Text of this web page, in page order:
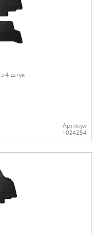
4 штук
Артикул
1024254